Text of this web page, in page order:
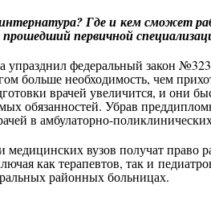
Где и кем сможет
прошедший первичной
упразднил федеральный закон
больше необходимость, чем
врачей увеличится, и они
обязанностей. Убрав
в амбулаторно-поли
вузов получат право
как терапевтов, так и
районных больницах.